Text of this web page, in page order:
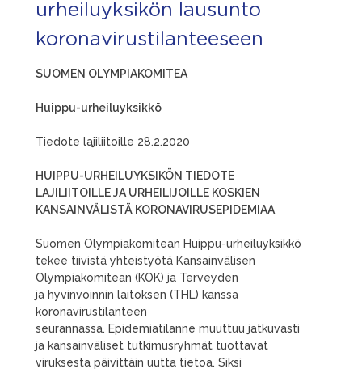
urheiluyksikön lausunto
koronavirustilanteeseen
SUOMEN OLYMPIAKOMITEA
Huippu-urheiluyksikkö
Tiedote lajiliitoille 28.2.2020
HUIPPU-URHEILUYKSIKÖN TIEDOTE
LAJILIITOILLE JA URHEILIJOILLE KOSKIEN
KANSAINVÄLISTÄ KORONAVIRUSEPIDEMIAA
Suomen Olympiakomitean Huippu-urheiluyksikkö
tekee tiivistä yhteistyötä Kansainvälisen
Olympiakomitean (KOK) ja Terveyden
ja hyvinvoinnin laitoksen (THL) kanssa
koronavirustilanteen
seurannassa. Epidemiatilanne muuttuu jatkuvasti
ja kansainväliset tutkimusryhmät tuottavat
viruksesta päivittäin uutta tietoa. Siksi